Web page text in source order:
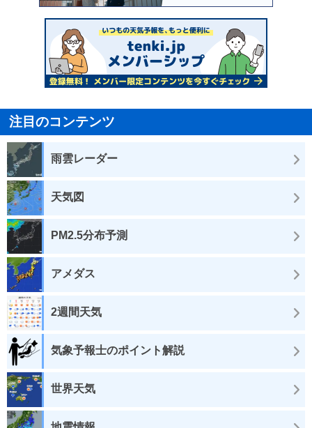
注目のコンテンツ
雨雲レーダー
天気図
PM2.5分布予測
アメダス
2週間天気
気象予報士のポイント解説
世界天気